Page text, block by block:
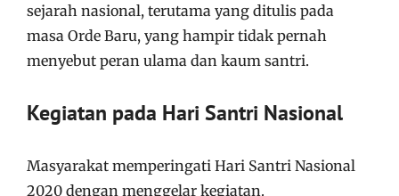
sejarah nasional, terutama yang ditulis pada
masa Orde Baru, yang hampir tidak pernah
menyebut peran ulama dan kaum santri.
Kegiatan pada Hari Santri Nasional
Masyarakat memperingati Hari Santri Nasional
2020 dengan menggelar kegiatan.